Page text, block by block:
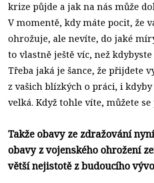
krize půjde a jak na nás může
V momentě, kdy máte pocit, že
ohrožuje, ale nevíte, do jaké
to vlastně ještě víc, než kdybyste
Třeba jaká je šance, že přijdete
z vašich blízkých o práci, i
velká. Když tohle víte, můžete
Takže obavy ze zdražování
obavy z vojenského ohrožení
větší nejistotě z budoucího